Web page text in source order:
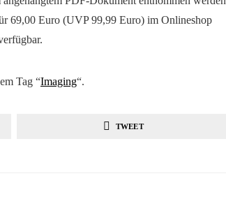
69,00 Euro (UVP 99,99 Euro) im Onlineshop
Tag “Imaging“.
TWEET